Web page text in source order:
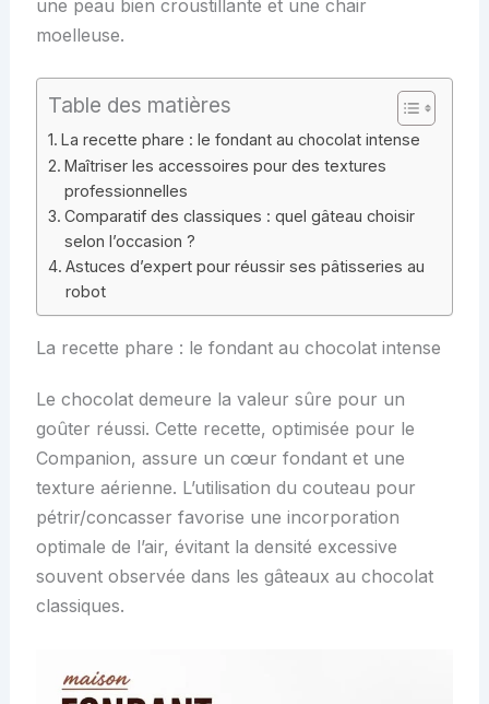
une peau bien croustillante et une chair
moelleuse.
Table des matières
La recette phare : le fondant au chocolat intense
Maîtriser les accessoires pour des textures
professionnelles
Comparatif des classiques : quel gâteau choisir
selon l’occasion ?
Astuces d’expert pour réussir ses pâtisseries au
robot
La recette phare : le fondant au chocolat intense
Le chocolat demeure la valeur sûre pour un
goûter réussi. Cette recette, optimisée pour le
Companion, assure un cœur fondant et une
texture aérienne. L’utilisation du couteau pour
pétrir/concasser favorise une incorporation
optimale de l’air, évitant la densité excessive
souvent observée dans les gâteaux au chocolat
classiques.